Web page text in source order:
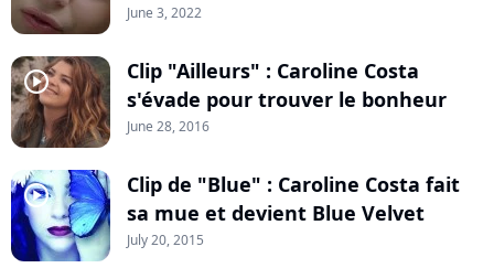
June 3, 2022
player2
Clip "Ailleurs" : Caroline Costa
s'évade pour trouver le bonheur
June 28, 2016
player2
Clip de "Blue" : Caroline Costa fait
sa mue et devient Blue Velvet
July 20, 2015